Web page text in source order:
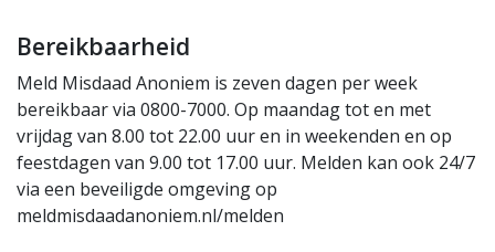
Bereikbaarheid
Meld Misdaad Anoniem is zeven dagen per week
bereikbaar via 0800-7000. Op maandag tot en met
vrijdag van 8.00 tot 22.00 uur en in weekenden en op
feestdagen van 9.00 tot 17.00 uur. Melden kan ook 24/7
via een beveiligde omgeving op
meldmisdaadanoniem.nl/melden